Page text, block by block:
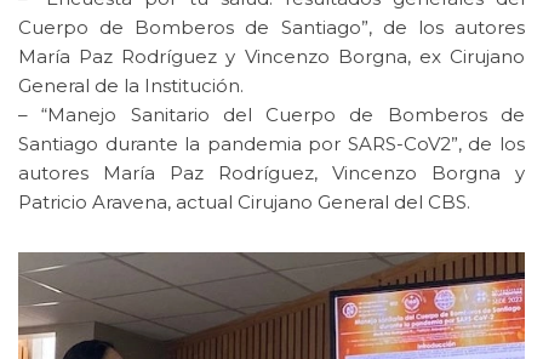
Cuerpo de Bomberos de Santiago”, de los autores
María Paz Rodríguez y Vincenzo Borgna, ex Cirujano
General de la Institución.
– “Manejo Sanitario del Cuerpo de Bomberos de
Santiago durante la pandemia por SARS-CoV2”, de los
autores María Paz Rodríguez, Vincenzo Borgna y
Patricio Aravena, actual Cirujano General del CBS.